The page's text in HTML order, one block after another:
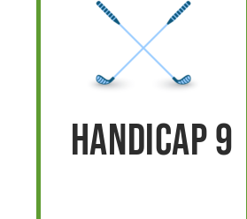
Handicap 9